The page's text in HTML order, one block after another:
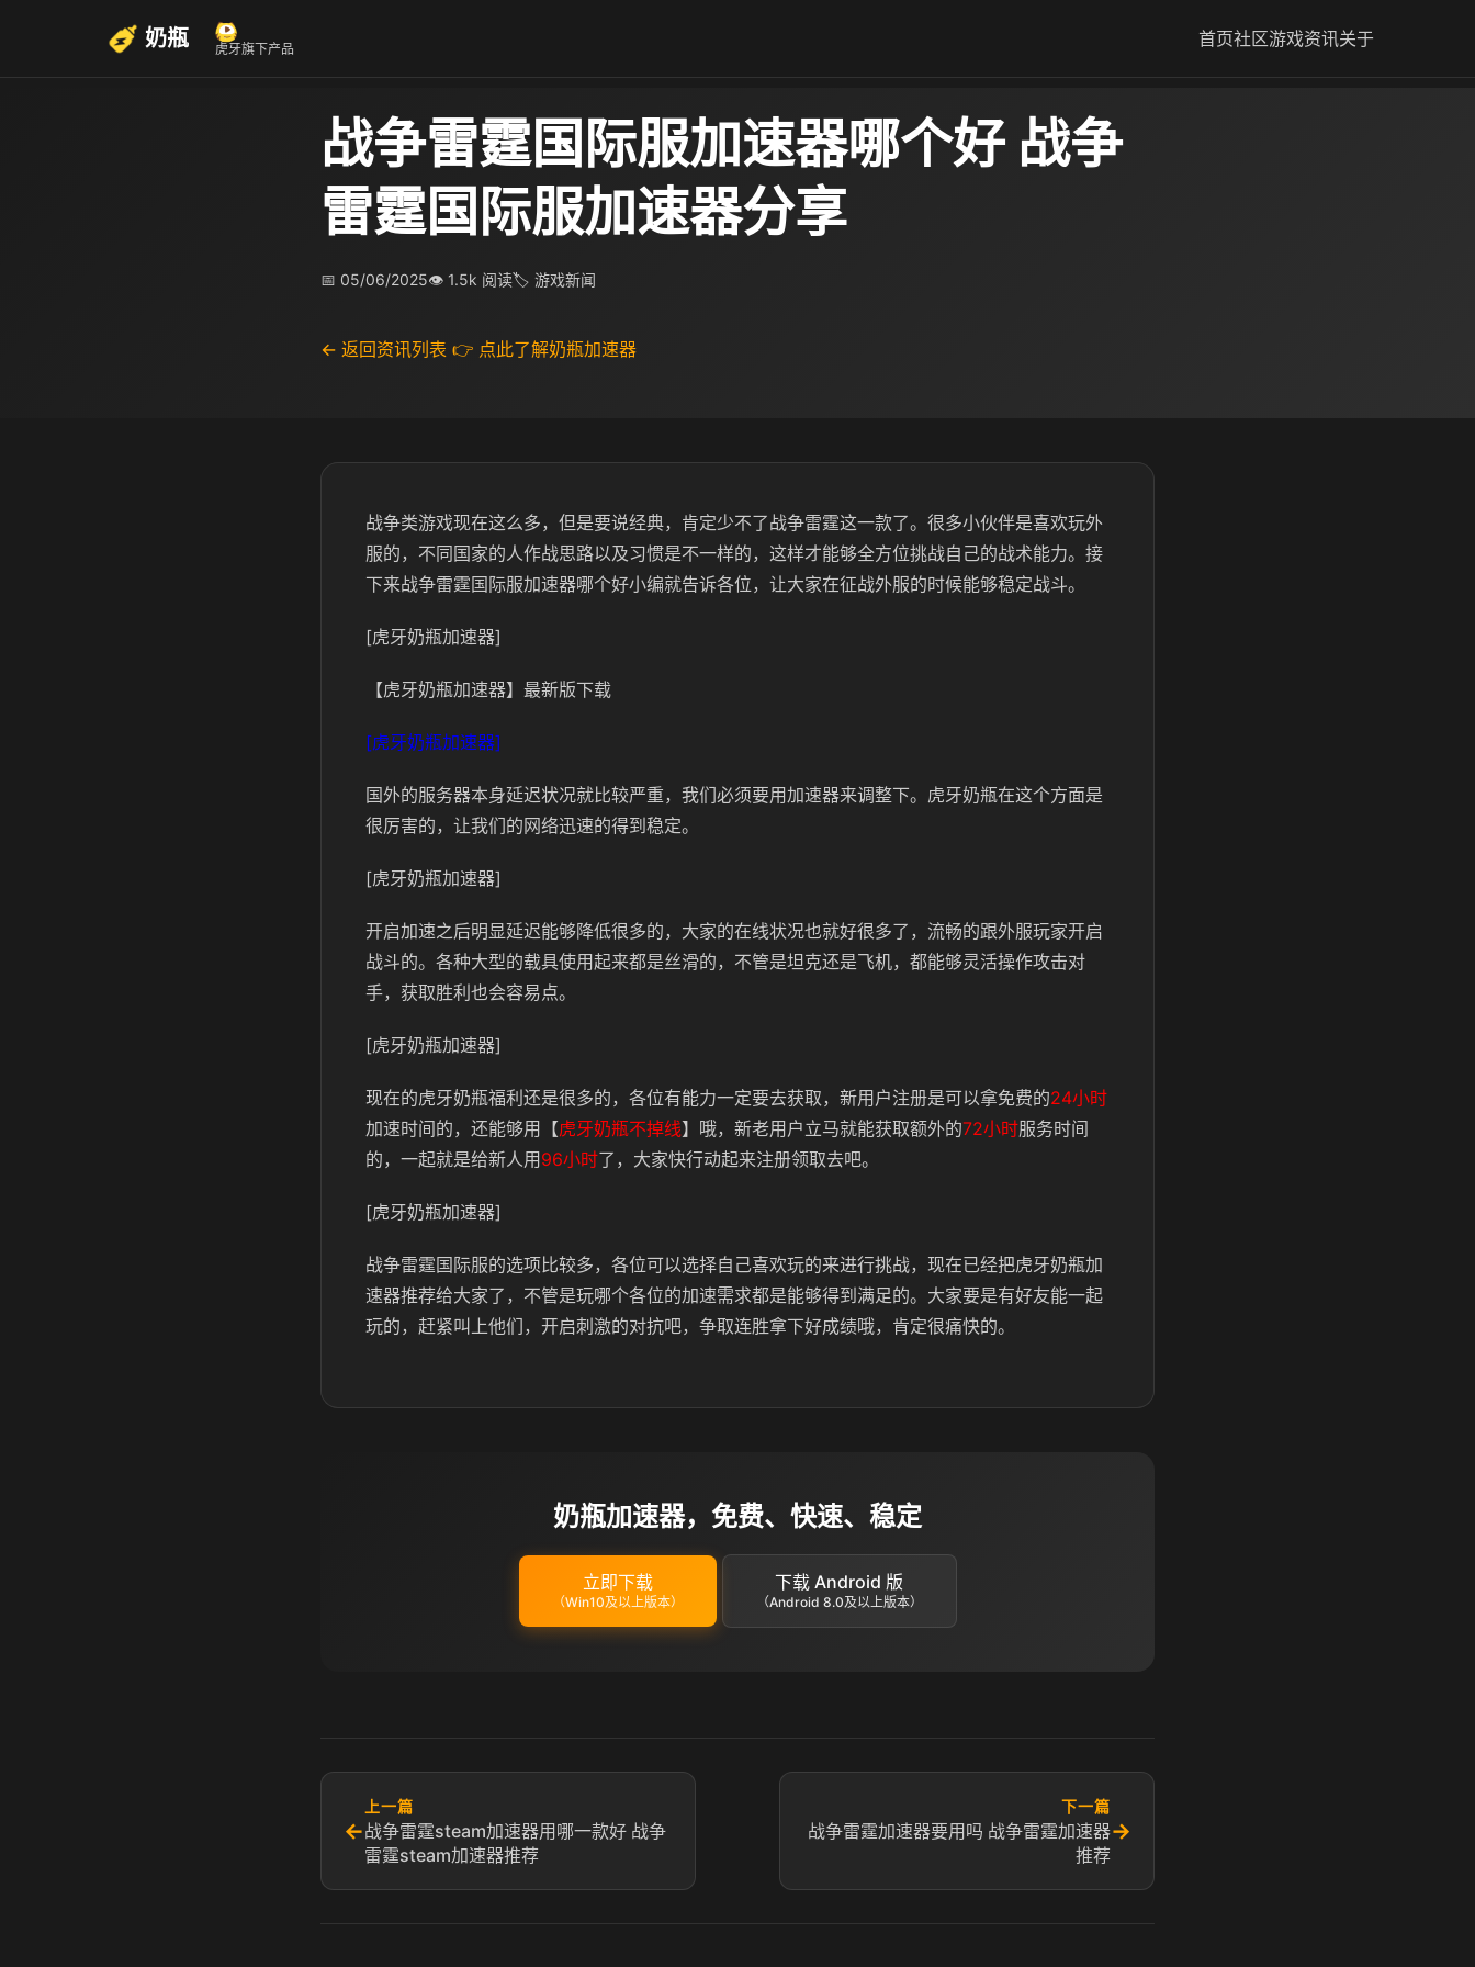
奶瓶 虎牙旗下产品 首页社区游戏资讯关于
战争雷霆国际服加速器哪个好 战争
雷霆国际服加速器分享
📅 05/06/2025👁 1.5k 阅读🏷 游戏新闻
← 返回资讯列表 👉 点此了解奶瓶加速器
战争类游戏现在这么多，但是要说经典，肯定少不了战争雷霆这一款了。很多小伙伴是喜欢玩外
服的，不同国家的人作战思路以及习惯是不一样的，这样才能够全方位挑战自己的战术能力。接
下来战争雷霆国际服加速器哪个好小编就告诉各位，让大家在征战外服的时候能够稳定战斗。
[虎牙奶瓶加速器]
【虎牙奶瓶加速器】最新版下载
[虎牙奶瓶加速器]
国外的服务器本身延迟状况就比较严重，我们必须要用加速器来调整下。虎牙奶瓶在这个方面是
很厉害的，让我们的网络迅速的得到稳定。
[虎牙奶瓶加速器]
开启加速之后明显延迟能够降低很多的，大家的在线状况也就好很多了，流畅的跟外服玩家开启
战斗的。各种大型的载具使用起来都是丝滑的，不管是坦克还是飞机，都能够灵活操作攻击对
手，获取胜利也会容易点。
[虎牙奶瓶加速器]
现在的虎牙奶瓶福利还是很多的，各位有能力一定要去获取，新用户注册是可以拿免费的24小时
加速时间的，还能够用【虎牙奶瓶不掉线】哦，新老用户立马就能获取额外的72小时服务时间
的，一起就是给新人用 96小时了，大家快行动起来注册领取去吧。
[虎牙奶瓶加速器]
战争雷霆国际服的选项比较多，各位可以选择自己喜欢玩的来进行挑战，现在已经把虎牙奶瓶加
速器推荐给大家了，不管是玩哪个各位的加速需求都是能够得到满足的。大家要是有好友能一起
玩的，赶紧叫上他们，开启刺激的对抗吧，争取连胜拿下好成绩哦，肯定很痛快的。
奶瓶加速器，免费、快速、稳定
立即下载
（Win10及以上版本）
下载 Android 版
（Android 8.0及以上版本）
←
上一篇
战争雷霆steam加速器用哪一款好 战争
雷霆steam加速器推荐
下一篇
战争雷霆加速器要用吗 战争雷霆加速器
推荐
→